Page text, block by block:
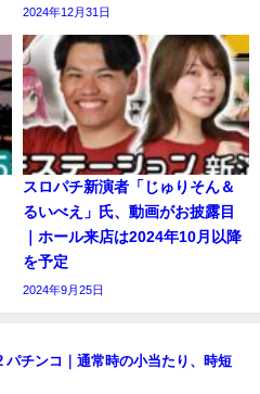
2024年12月31日
スロパチ新演者「じゅりそん＆
るいべえ」氏、動画がお披露目
｜ホール来店は2024年10月以降
を予定
2024年9月25日
パチンコ｜通常時の小当たり、時短